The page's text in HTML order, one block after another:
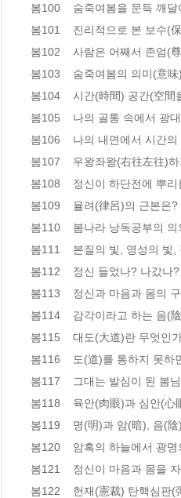
봄100    숨죽여봄을 문득 깨
봄101    진리적으로 본 보수(
봄102    사람은 어째서 존엄(
봄103    숨죽여봄의 의미(意味
봄104    시간(時間) 공간(空
봄105    나의 골통 속에서 광
봄106    나의 내면에서 시간
봄107    우왕좌왕(右往左往)
봄108    정신이 하단전에 뿌
봄109    율려(律呂)의 근본은?
봄110    봄나라 낭독공부의
봄111    본질의 빛, 영성의 빛,
봄112    정신 들었나? 나갔나
봄113    정신과 마음과 몸의
봄114    감각이라고 하는 음(
봄115    대도(大道)란 무엇인
봄116    도(道)를 통하지 못하
봄117    그대는 발심이 된 봄
봄118    육안(肉眼)과 심안(
봄119    명(明)과 암(暗), 음(
봄120    암흑의 하늘에서 광
봄121    정신이 마음과 몸을
봄122    헌재(憲裁) 탄핵심판